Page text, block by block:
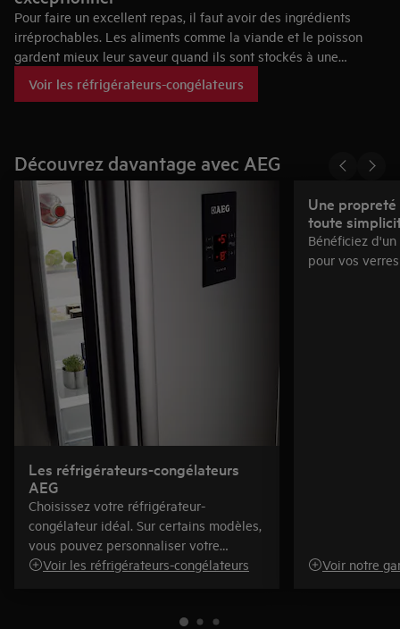
Pour faire un excellent repas, il faut avoir des ingrédients
irréprochables. Les aliments comme la viande et le poisson
gardent mieux leur saveur quand ils sont stockés à une
certaine température proche de 0 degré. C’est pourquoi nos
réfrigérateurs-congélateurs sont équipés d’un compartiment
de viandes et de poissons d’une fraîcheur remarquable et
savourer chaque bouchée.
Voir les réfrigérateurs-congélateurs
Découvrez davantage avec AEG
Les réfrigérateurs-congélateurs
AEG
Choisissez votre réfrigérateur-
congélateur idéal. Sur certains modèles,
vous pouvez personnaliser votre
réfrigérateur avec un rangement de
Voir les réfrigérateurs-congélateurs
Une
toute
Bénéficiez
pour vos
Voir notre